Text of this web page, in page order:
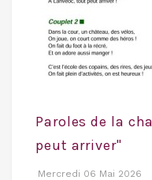
Paroles de la
peut arriver"
Mercredi 06 Mai 2026